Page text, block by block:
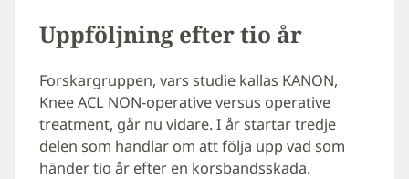
Uppföljning efter tio år
Forskargruppen, vars studie kallas KANON,
Knee ACL NON-operative versus operative
treatment, går nu vidare. I år startar tredje
delen som handlar om att följa upp vad som
händer tio år efter en korsbandsskada.